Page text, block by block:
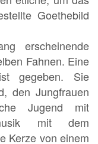
Goethebild
erscheinende
Fahnen. Eine
gegeben. Sie
den Jungfrauen
Jugend mit
mit dem
Kerze von einem